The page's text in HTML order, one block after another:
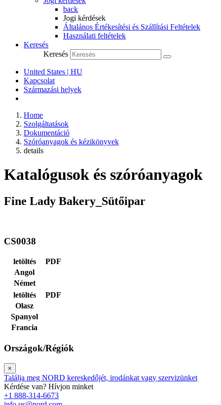
back
Jogi kérdések
Általános Értékesítési és Szállítási Feltételek
Használati feltételek
Keresés
Keresés
United States | HU
Kapcsolat
Származási helyek
Home
Szolgáltatások
Dokumentáció
Szóróanyagok és kézikönyvek
details
Katalógusok és szóróanyagok
Fine Lady Bakery_Sütőipar
CS0038
letöltés
PDF
Angol
Német
letöltés
PDF
Olasz
Spanyol
Francia
Országok/Régiók
×
Találja meg NORD kereskedőjét, irodánkat vagy szervizünket
Kérdése van? Hívjon minket
+1 888-314-6673